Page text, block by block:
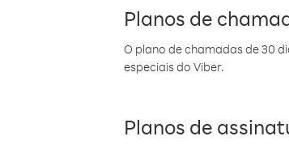
Planos de
O plano de chamadas de 30
especiais do Viber.
Planos de